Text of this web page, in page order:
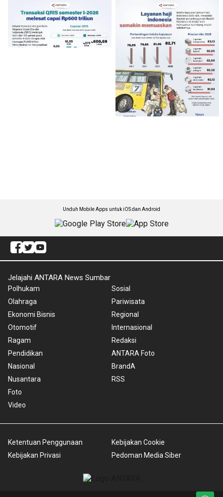
Unduh Mobile Apps untuk iOS dan Android
Jelajahi ANTARA News Sumbar
Polhukam
Olahraga
Ekonomi Bisnis
Otomotif
Ragam
Pendidikan
Nasional
Nusantara
Foto
Video
Sosial
Pariwisata
Regional
Internasional
Redaksi
ANTARA Foto
BrandA
RSS
Ketentuan Penggunaan
Kebijakan Privasi
Kebijakan Cookie
Pedoman Media Siber